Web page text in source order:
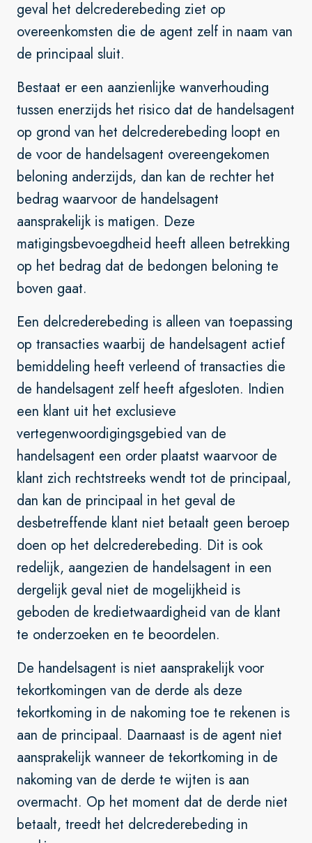
geval het delcrederebeding ziet op
overeenkomsten die de agent zelf in naam van
de principaal sluit.
Bestaat er een aanzienlijke wanverhouding
tussen enerzijds het risico dat de handelsagent
op grond van het delcrederebeding loopt en
de voor de handelsagent overeengekomen
beloning anderzijds, dan kan de rechter het
bedrag waarvoor de handelsagent
aansprakelijk is matigen. Deze
matigingsbevoegdheid heeft alleen betrekking
op het bedrag dat de bedongen beloning te
boven gaat.
Een delcrederebeding is alleen van toepassing
op transacties waarbij de handelsagent actief
bemiddeling heeft verleend of transacties die
de handelsagent zelf heeft afgesloten. Indien
een klant uit het exclusieve
vertegenwoordigingsgebied van de
handelsagent een order plaatst waarvoor de
klant zich rechtstreeks wendt tot de principaal,
dan kan de principaal in het geval de
desbetreffende klant niet betaalt geen beroep
doen op het delcrederebeding. Dit is ook
redelijk, aangezien de handelsagent in een
dergelijk geval niet de mogelijkheid is
geboden de kredietwaardigheid van de klant
te onderzoeken en te beoordelen.
De handelsagent is niet aansprakelijk voor
tekortkomingen van de derde als deze
tekortkoming in de nakoming toe te rekenen is
aan de principaal. Daarnaast is de agent niet
aansprakelijk wanneer de tekortkoming in de
nakoming van de derde te wijten is aan
overmacht. Op het moment dat de derde niet
betaalt, treedt het delcrederebeding in